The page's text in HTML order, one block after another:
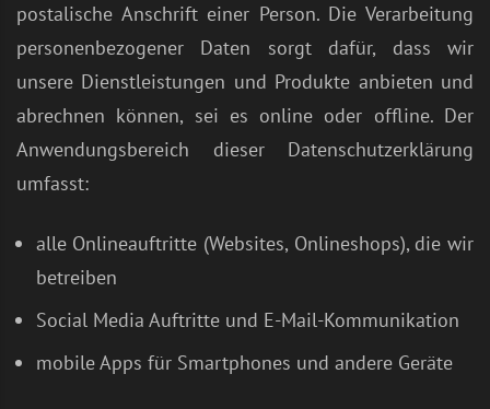
postalische Anschrift einer Person. Die Verarbeitung
personenbezogener Daten sorgt dafür, dass wir
unsere Dienstleistungen und Produkte anbieten und
abrechnen können, sei es online oder offline. Der
Anwendungsbereich dieser Datenschutzerklärung
umfasst:
alle Onlineauftritte (Websites, Onlineshops), die wir
betreiben
Social Media Auftritte und E-Mail-Kommunikation
mobile Apps für Smartphones und andere Geräte